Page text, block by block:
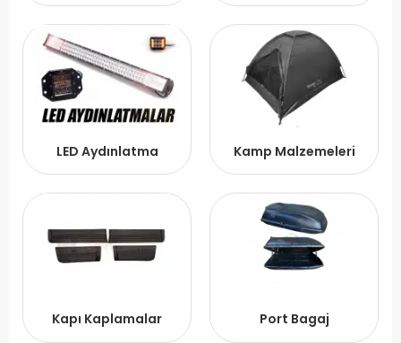
LED Aydınlatma Kamp Malzemeleri
Kapı Kaplamalar Port Bagaj